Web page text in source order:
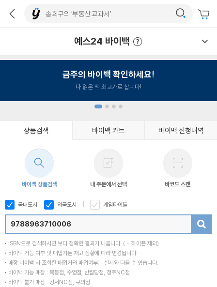
예스24 바이백
금주의 바이백 확인하세요!
다 읽은 책 최고가로 삽니다!
상품검색 바이백 카트 바이백 신청내역
바이백 상품검색 내 주문에서 선택 바코드 스캔
국내도서 외국도서 게임타이틀
ISBN으로 검색하시면 보다 정확한 결과가 나옵니다. ( - 하이픈 제외)
바이백 가능 여부 및 매입가는 재고 상황에 따라 변경됩니다.
매장 바이백 시 조회한 매입가와 매입여부는 실제와 다를 수 있습니다.
바이백 가능 매장 : 목동점, 수영점, 반월당점, 청주NC점
바이백 불가 매장 : 강서NC점, 구의점